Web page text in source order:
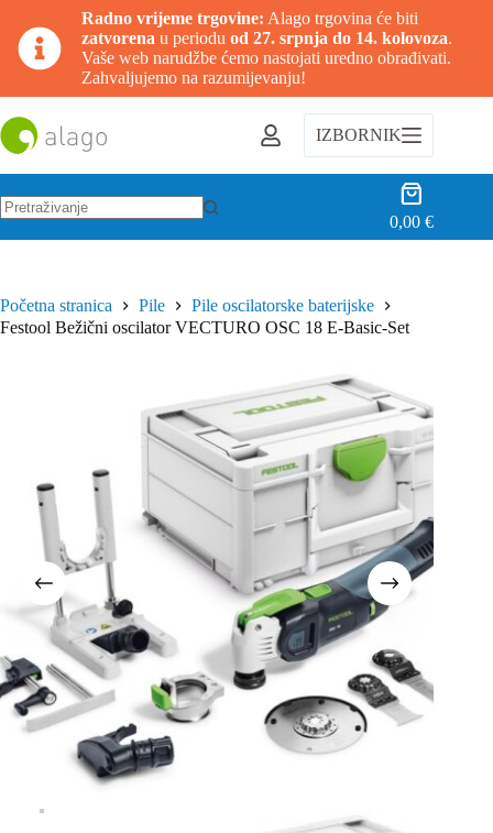
Radno vrijeme trgovine: Alago trgovina će biti
zatvorena u periodu od 27. srpnja do 14. kolovoza.
Vaše web narudžbe ćemo nastojati uredno obrađivati.
Zahvaljujemo na razumijevanju!
na
sadržaj
IZBORNIK
Košarica
0,00€
Početna stranica Pile
Pile oscilatorske baterijske
Festool Bežični oscilator VECTURO OSC 18 E-Basic-Set